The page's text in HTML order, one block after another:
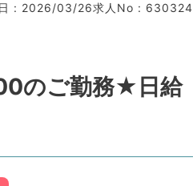
: 2026/03/26求人No : 630324
のご勤務★日給